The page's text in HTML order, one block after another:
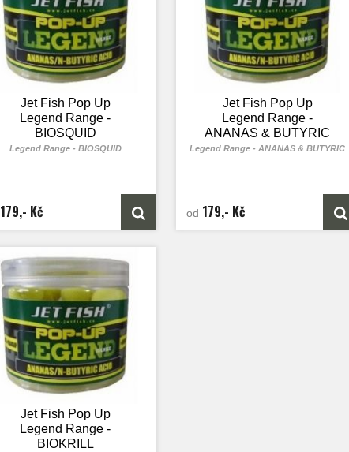
Jet Fish Pop Up
Legend Range -
BIOSQUID
Legend Range - BIOSQUID
179,- Kč
Jet Fish Pop Up
Legend Range -
ANANAS & BUTYRIC
Legend Range - ANANAS & BUTYRIC
od 179,- Kč
Jet Fish Pop Up
Legend Range -
BIOKRILL